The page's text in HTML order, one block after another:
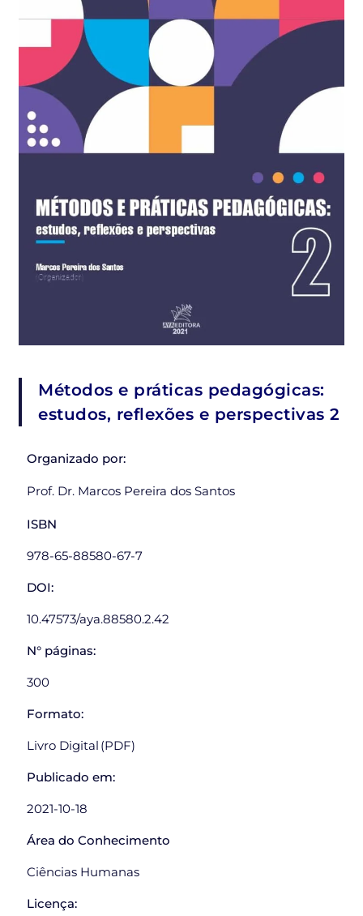
Métodos e práticas pedagógicas:
estudos, reflexões e perspectivas 2
Organizado por:
Prof. Dr. Marcos Pereira dos Santos
ISBN
978-65-88580-67-7
DOI:
10.47573/aya.88580.2.42
N° páginas:
300
Formato:
Livro Digital (PDF)
Publicado em:
2021-10-18
Área do Conhecimento
Ciências Humanas
Licença: